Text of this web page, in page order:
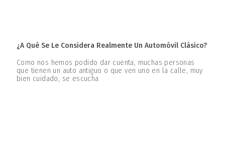
¿A Qué Se Le Considera Realmente Un Automóvil Clásico?
Como nos hemos podido dar cuenta, muchas personas
que tienen un auto antiguo o que ven uno en la calle, muy
bien cuidado, se escucha